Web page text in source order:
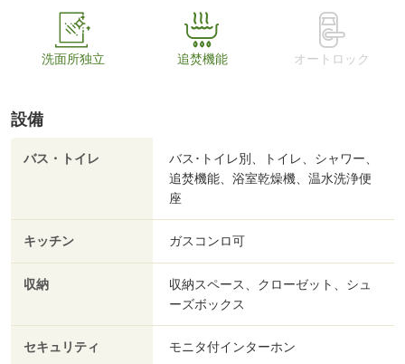
洗面所独立 追焚機能 オートロック
設備
バス・トイレ
バス･トイレ別、トイレ、シャワー、
追焚機能、浴室乾燥機、温水洗浄便
座
キッチン ガスコンロ可
収納
収納スペース、クローゼット、シュ
ーズボックス
セキュリティ モニタ付インターホン